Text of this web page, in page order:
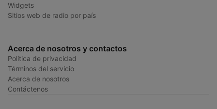
Widgets
Sitios web de radio por país
Acerca de nosotros y contactos
Política de privacidad
Términos del servicio
Acerca de nosotros
Contáctenos